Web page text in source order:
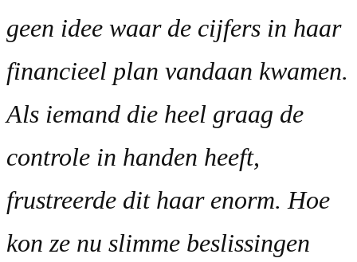
geen idee waar de cijfers in haar
financieel plan vandaan kwamen.
Als iemand die heel graag de
controle in handen heeft,
frustreerde dit haar enorm. Hoe
kon ze nu slimme beslissingen